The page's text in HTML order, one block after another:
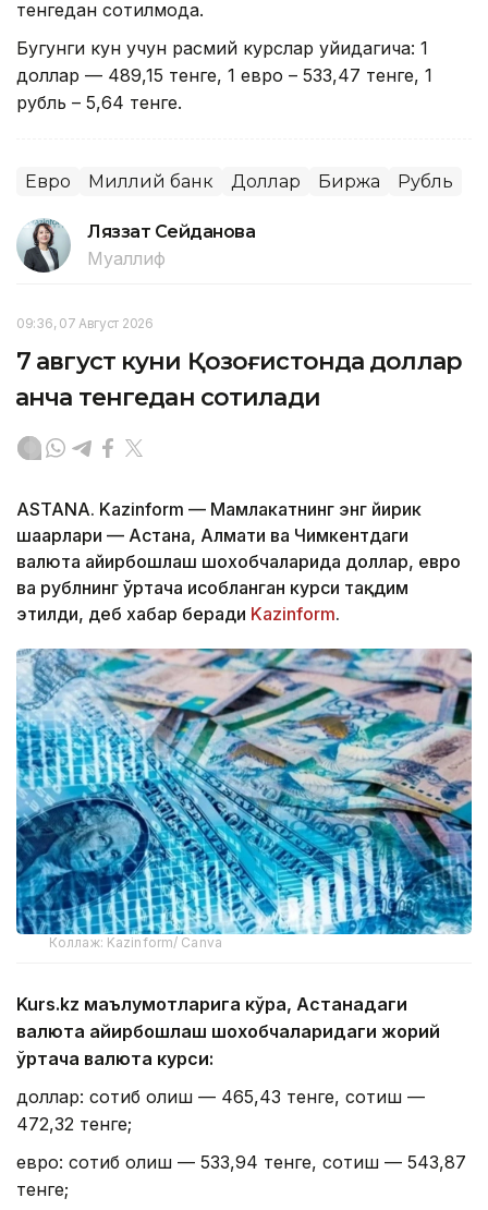
тенгедан сотилмоқда.
Бугунги кун учун расмий курслар қуйидагича: 1
доллар — 489,15 тенге, 1 евро – 533,47 тенге, 1
рубль – 5,64 тенге.
Евро Миллий банк Доллар Биржа Рубль
Ляззат Сейданова
Муаллиф
09:36, 07 Август 2026
7 август куни Қозоғистонда доллар
қанча тенгедан сотилади
ASTANA. Kazinform — Мамлакатнинг энг йирик
шаҳарлари — Астана, Алмати ва Чимкентдаги
валюта айирбошлаш шохобчаларида доллар, евро
ва рублнинг ўртача ҳисобланган курси тақдим
этилди, деб хабар беради Kazinform.
Коллаж: Kazinform/ Canva
Kurs.kz маълумотларига кўра, Астанадаги
валюта айирбошлаш шохобчаларидаги жорий
ўртача валюта курси:
доллар: сотиб олиш — 465,43 тенге, сотиш —
472,32 тенге;
евро: сотиб олиш — 533,94 тенге, сотиш — 543,87
тенге;